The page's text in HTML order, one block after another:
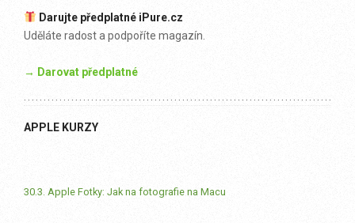
Darujte předplatné iPure.cz
Uděláte radost a podpoříte magazín.
→ Darovat předplatné
APPLE KURZY
30.3. Apple Fotky: Jak na fotografie na Macu